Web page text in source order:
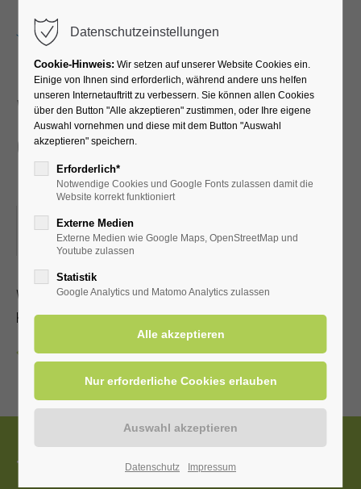
Weihnachtsvespers mit
dem Jugendchor St.
Laurentius
27.12.2025, 16:30
ORT: ST. LAURENTIUS KIRCHE, ERWITTE
Weihnachtsmusik aus versch. Zeiten, Regionen und
Kulturen, Eintritt frei
Zurück
Tourist-Information
Datenschutzeinstellungen
Cookie-Hinweis: Wir setzen auf unserer Website Cookies ein.
Einige von Ihnen sind erforderlich, während andere uns helfen
unseren Internetauftritt zu verbessern. Sie können allen Cookies
über den Button "Alle akzeptieren" zustimmen, oder Ihre eigene
Auswahl vornehmen und diese mit dem Button "Auswahl
akzeptieren" speichern.
Erforderlich*
Notwendige Cookies und Google Fonts zulassen damit die
Website korrekt funktioniert
Externe Medien
Externe Medien wie Google Maps, OpenStreetMap und
Youtube zulassen
Statistik
Google Analytics und Matomo Analytics zulassen
Datenschutz Impressum